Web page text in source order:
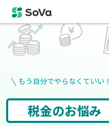
もう自分でやらなくていい！
役所手続き